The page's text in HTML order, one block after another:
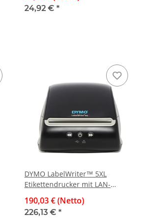
24,92 € *
DYMO LabelWriter™ 5XL
Etikettendrucker mit LAN-
190,03 € (Netto)
226,13 € *